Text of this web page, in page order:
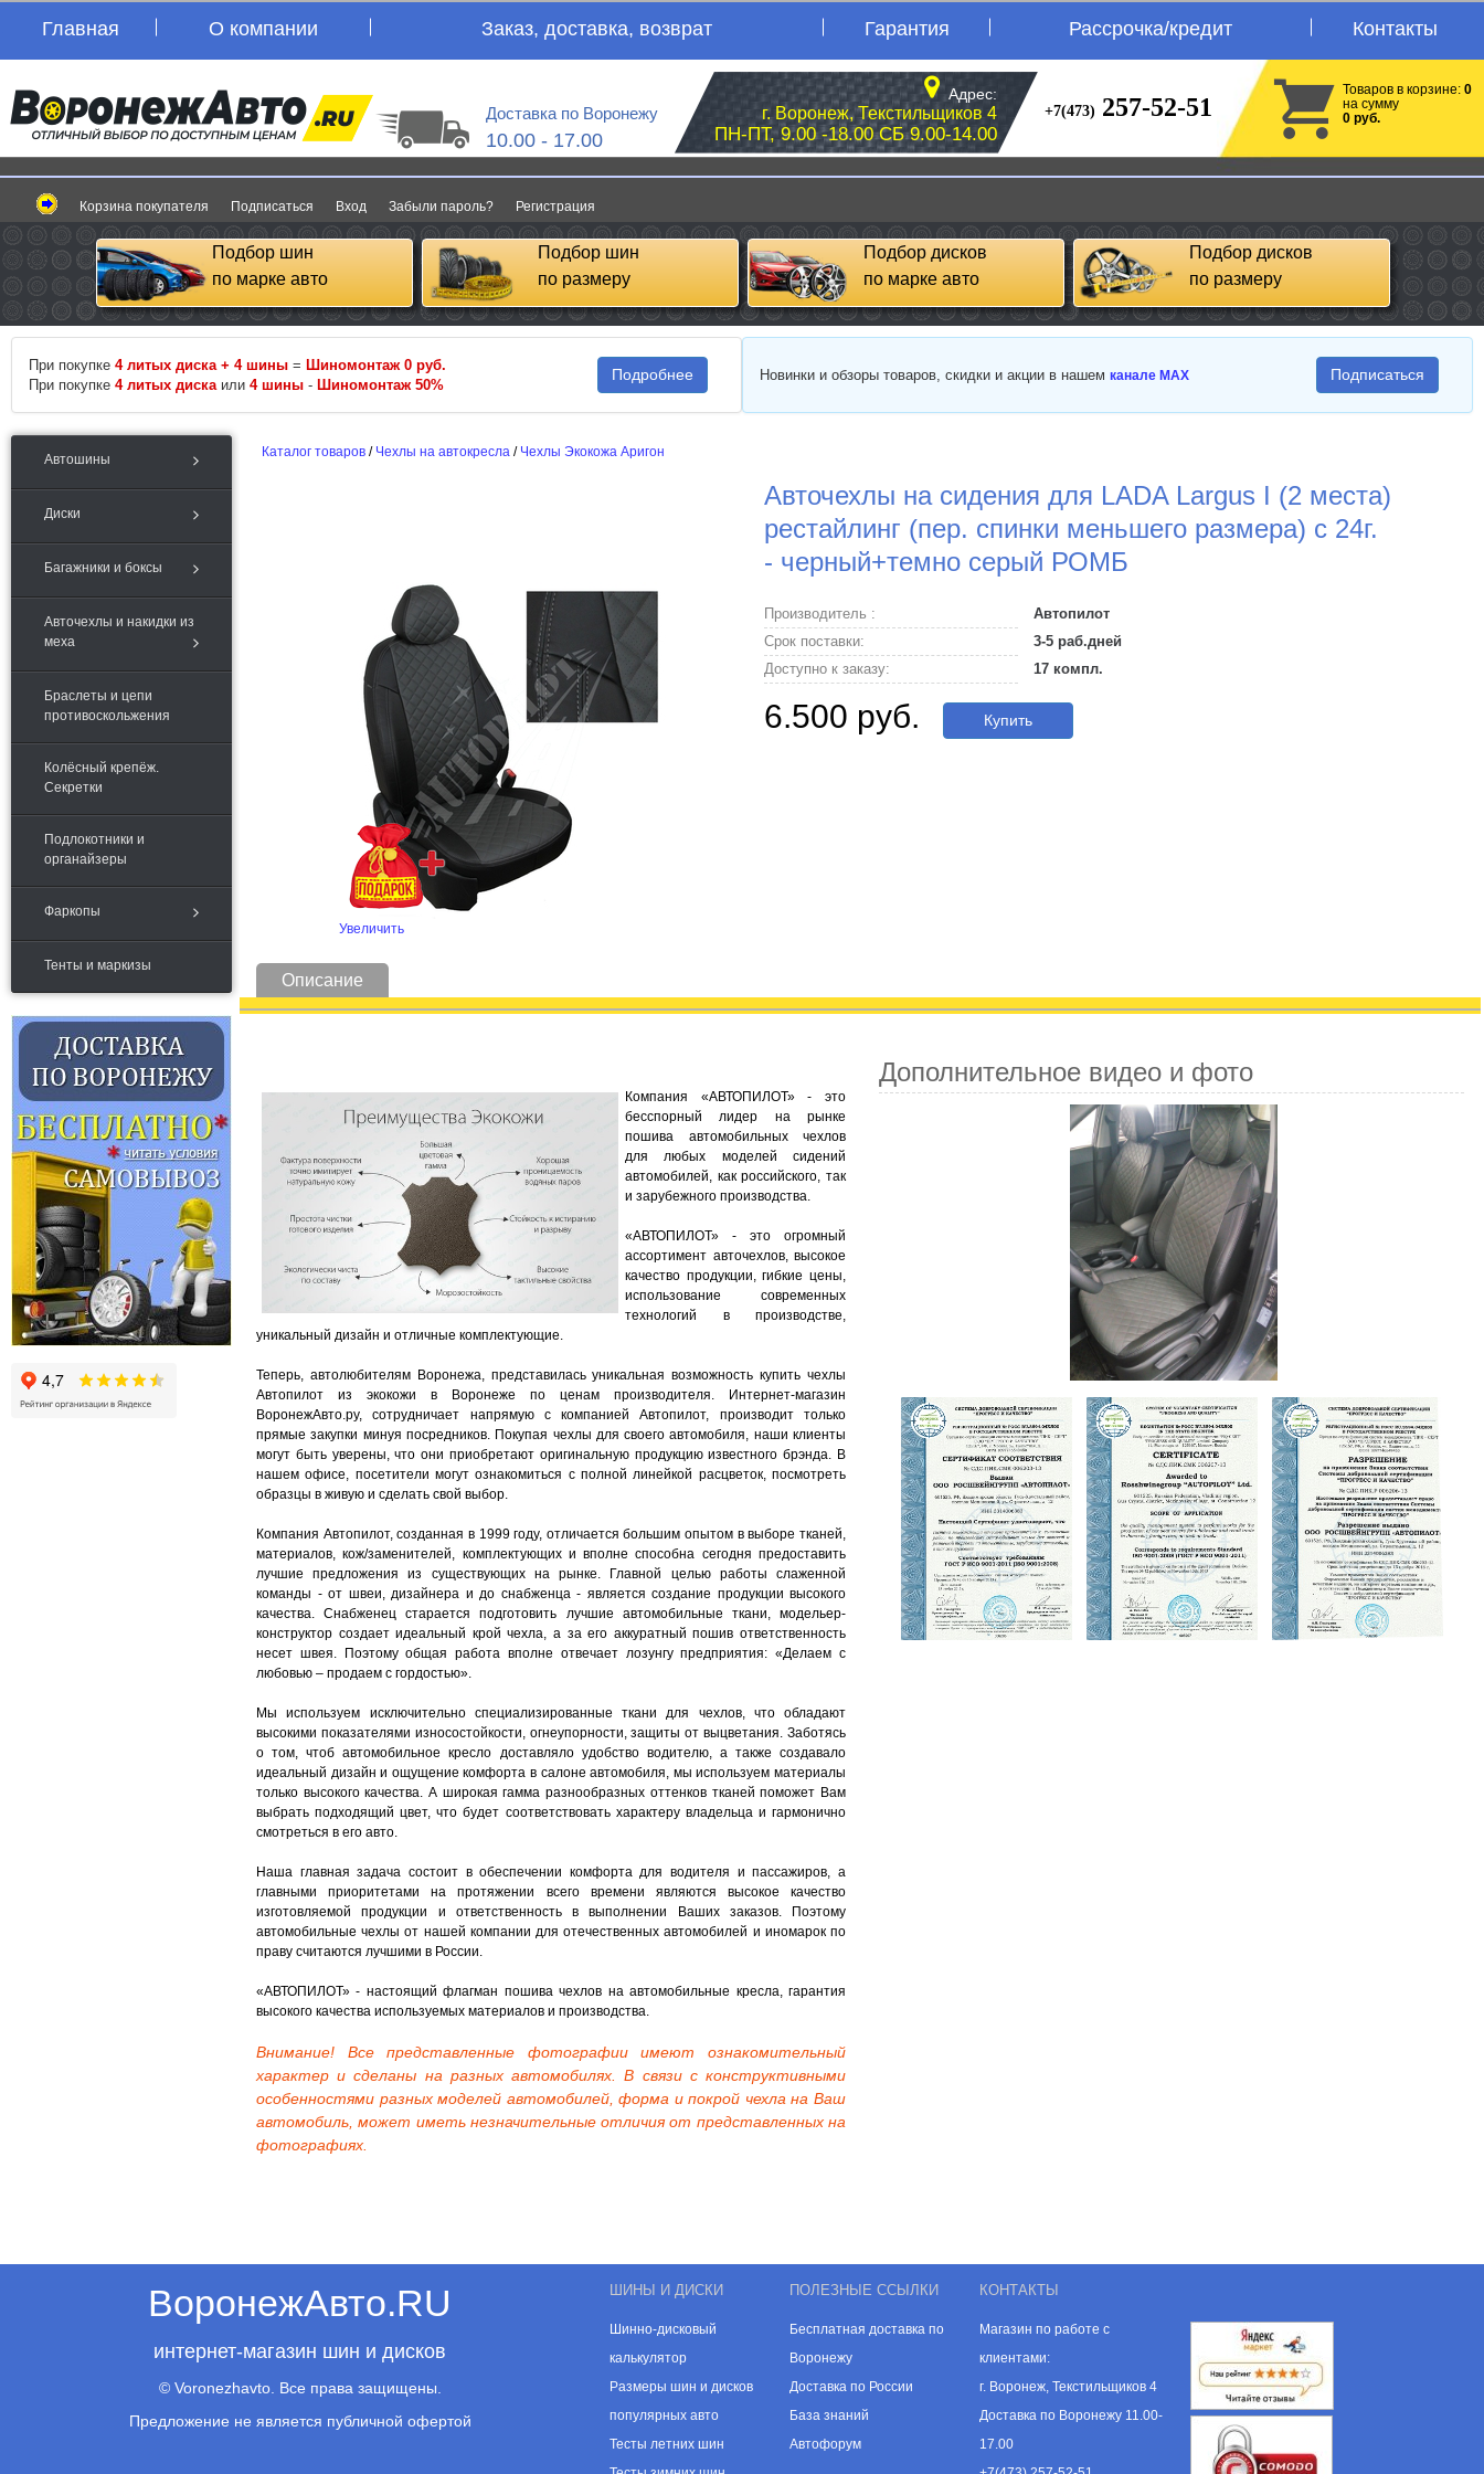
Главная О компании Заказ, доставка, возврат Гарантия Рассрочка/кредит Контакты
Доставка по Воронежу
10.00 - 17.00
Адрес:
г. Воронеж, Текстильщиков 4
ПН-ПТ, 9.00 -18.00 СБ 9.00-14.00
+7(473) 257-52-51
Товаров в корзине: 0
на сумму
0 руб.
Корзина покупателя Подписаться Вход Забыли пароль? Регистрация
Подбор шин
по марке авто
Подбор шин
по размеру
Подбор дисков
по марке авто
Подбор дисков
по размеру
При покупке 4 литых диска + 4 шины = Шиномонтаж 0 руб.
При покупке 4 литых диска или 4 шины - Шиномонтаж 50%
Подробнее Новинки и обзоры товаров, скидки и акции в нашем канале MAX Подписаться
Автошины
Диски
Багажники и боксы
Авточехлы и накидки из
меха
Браслеты и цепи
противоскольжения
Колёсный крепёж.
Секретки
Подлокотники и
органайзеры
Фаркопы
Тенты и маркизы
Каталог товаров / Чехлы на автокресла / Чехлы Экокожа Аригон
Авточехлы на сидения для LADA Largus I (2 места)
рестайлинг (пер. спинки меньшего размера) с 24г.
- черный+темно серый РОМБ
Увеличить
Производитель :
Автопилот
Срок поставки:
3-5 раб.дней
Доступно к заказу:
17 компл.
6.500 руб. Купить
Описание
Компания «АВТОПИЛОТ» - это
бесспорный лидер на рынке
пошива автомобильных чехлов
для любых моделей сидений
автомобилей, как российского, так
и зарубежного производства.
«АВТОПИЛОТ» - это огромный
ассортимент авточехлов, высокое
качество продукции, гибкие цены,
использование современных
технологий в производстве,
уникальный дизайн и отличные комплектующие.
Теперь, автолюбителям Воронежа, представилась уникальная возможность купить чехлы
Автопилот из экокожи в Воронеже по ценам производителя. Интернет-магазин
ВоронежАвто.ру, сотрудничает напрямую с компанией Автопилот, производит только
прямые закупки минуя посредников. Покупая чехлы для своего автомобиля, наши клиенты
могут быть уверены, что они приобретают оригинальную продукцию известного брэнда. В
нашем офисе, посетители могут ознакомиться с полной линейкой расцветок, посмотреть
образцы в живую и сделать свой выбор.
Компания Автопилот, созданная в 1999 году, отличается большим опытом в выборе тканей,
материалов, кож/заменителей, комплектующих и вполне способна сегодня предоставить
лучшие предложения из существующих на рынке. Главной целью работы слаженной
команды - от швеи, дизайнера и до снабженца - является создание продукции высокого
качества. Снабженец старается подготовить лучшие автомобильные ткани, модельер-
конструктор создает идеальный крой чехла, а за его аккуратный пошив ответственность
несет швея. Поэтому общая работа вполне отвечает лозунгу предприятия: «Делаем с
любовью – продаем с гордостью».
Мы используем исключительно специализированные ткани для чехлов, что обладают
высокими показателями износостойкости, огнеупорности, защиты от выцветания. Заботясь
о том, чтоб автомобильное кресло доставляло удобство водителю, а также создавало
идеальный дизайн и ощущение комфорта в салоне автомобиля, мы используем материалы
только высокого качества. А широкая гамма разнообразных оттенков тканей поможет Вам
выбрать подходящий цвет, что будет соответствовать характеру владельца и гармонично
смотреться в его авто.
Наша главная задача состоит в обеспечении комфорта для водителя и пассажиров, а
главными приоритетами на протяжении всего времени являются высокое качество
изготовляемой продукции и ответственность в выполнении Ваших заказов. Поэтому
автомобильные чехлы от нашей компании для отечественных автомобилей и иномарок по
праву считаются лучшими в России.
«АВТОПИЛОТ» - настоящий флагман пошива чехлов на автомобильные кресла, гарантия
высокого качества используемых материалов и производства.
Внимание! Все представленные фотографии имеют ознакомительный
характер и сделаны на разных автомобилях. В связи с конструктивными
особенностями разных моделей автомобилей, форма и покрой чехла на Ваш
автомобиль, может иметь незначительные отличия от представленных на
фотографиях.
Дополнительное видео и фото
ВоронежАвто.RU
интернет-магазин шин и дисков
© Voronezhavto. Все права защищены.
Предложение не является публичной офертой
ШИНЫ И ДИСКИ
Шинно-дисковый
калькулятор
Размеры шин и дисков
популярных авто
Тесты летних шин
ПОЛЕЗНЫЕ ССЫЛКИ
Бесплатная доставка по
Воронежу
Доставка по России
База знаний
Автофорум
КОНТАКТЫ
Магазин по работе с
клиентами:
г. Воронеж, Текстильщиков 4
Доставка по Воронежу 11.00-
17.00